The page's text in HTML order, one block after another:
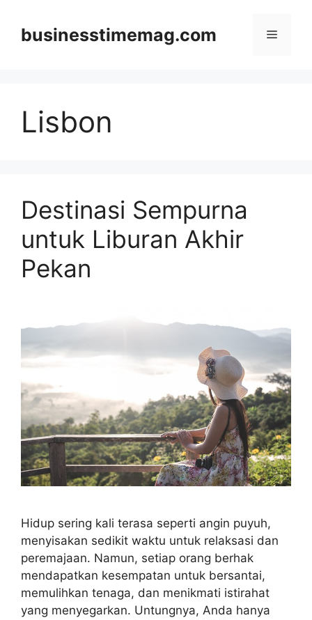
contentbusinesstimemag.com Menu
Lisbon
Destinasi Sempurna
untuk Liburan Akhir
Pekan
Hidup sering kali terasa seperti angin puyuh,
menyisakan sedikit waktu untuk relaksasi dan
peremajaan. Namun, setiap orang berhak
mendapatkan kesempatan untuk bersantai,
memulihkan tenaga, dan menikmati istirahat
yang menyegarkan. Untungnya, Anda hanya